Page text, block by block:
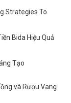
Strategies To
Bida Hiệu Quả
Tạo
và Rượu Vang